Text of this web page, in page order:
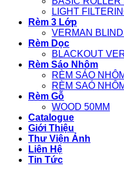
LIGHT
Rèm 3 Lớp
VERMAN
Rèm Dọc
BLACKOUT
Rèm Sáo Nhôm
RÈM SÁO
RÈM SAÓ
Rèm Gỗ
WOOD 50MM
Catalogue
Giới Thiệu
Thư Viện Ảnh
Liên Hệ
Tin Tức